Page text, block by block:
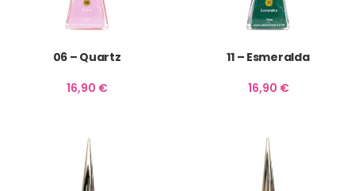
06 – Quartz
16,90 €
11 – Esmeralda
16,90 €